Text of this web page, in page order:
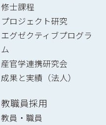
修士課程
プロジェクト研究
エグゼクティブプログラ
ム
産官学連携研究会
成果と実績（法人）
教職員採用
教員・職員